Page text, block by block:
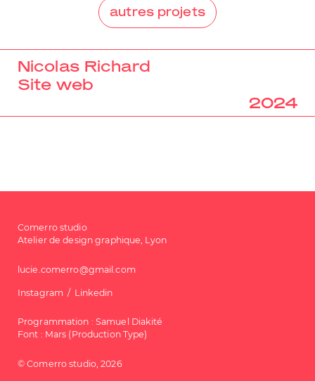
autres projets
Nicolas Richard
Site web
2024
Comerro studio
Atelier de design graphique, Lyon
lucie.comerro@gmail.com
Instagram Linkedin
Programmation : Samuel Diakité
Font : Mars (Production Type)
© Comerro studio, 2026